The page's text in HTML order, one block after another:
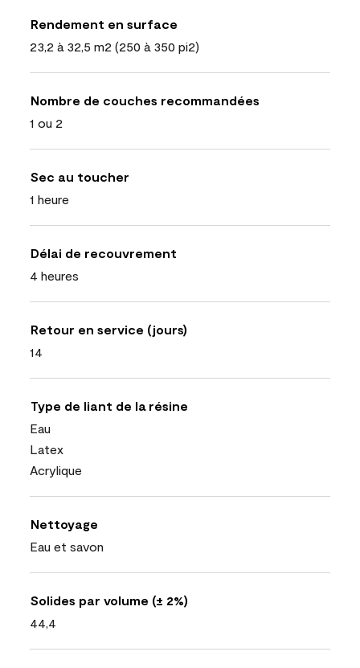
Rendement en surface
23,2 à 32,5 m2 (250 à 350 pi2)
Nombre de couches recommandées
1 ou 2
Sec au toucher
1 heure
Délai de recouvrement
4 heures
Retour en service (jours)
14
Type de liant de la résine
Eau
Latex
Acrylique
Nettoyage
Eau et savon
Solides par volume (± 2%)
44,4